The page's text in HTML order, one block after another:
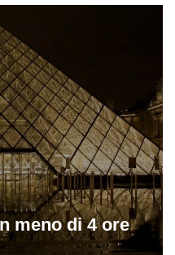
meno di 4 ore